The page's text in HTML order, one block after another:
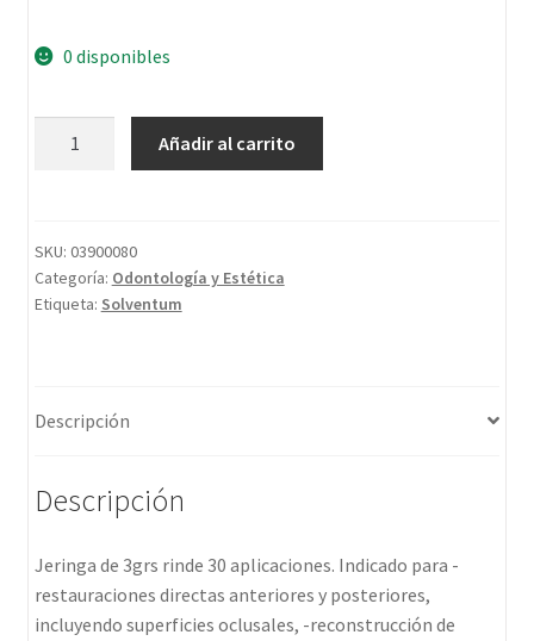
0 disponibles
Añadir al carrito
SKU: 03900080
Categoría: Odontología y Estética
Etiqueta: Solventum
Descripción
Descripción
Jeringa de 3grs rinde 30 aplicaciones. Indicado para -
restauraciones directas anteriores y posteriores,
incluyendo superficies oclusales, -reconstrucción de